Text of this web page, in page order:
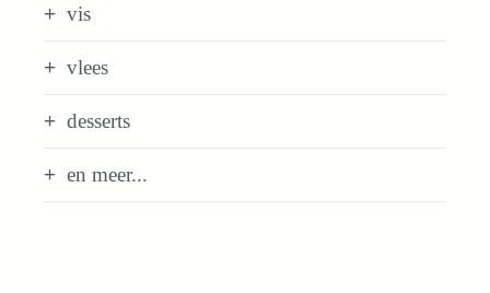
vis
vlees
desserts
en meer...